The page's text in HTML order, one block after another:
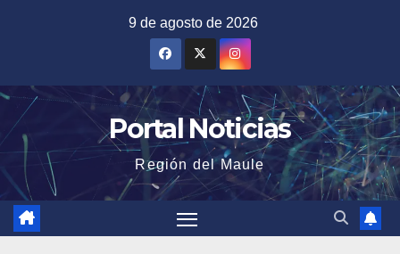
9 de agosto de 2026
Portal Noticias
Región del Maule